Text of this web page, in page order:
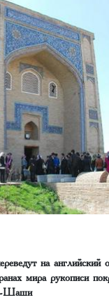
на английский
мира рукописи
Шаши